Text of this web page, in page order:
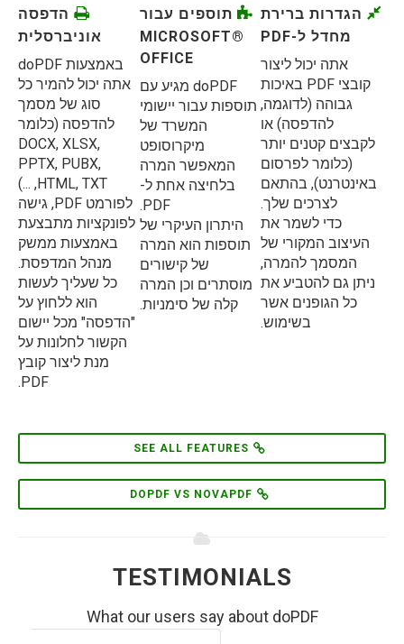
הדפסה
אוניברסלית
באמצעות doPDF
אתה יכול להמיר כל
סוג של מסמך
להדפסה (כלומר
DOCX, XLSX,
PPTX, PUBX,
HTML, TXT, ...)
לפורמט PDF, גישה
לפונקציות מתבצעת
באמצעות ממשק
מנהל המדפסת.
כל שעליך לעשות
הוא ללחוץ על
"הדפסה" מכל יישום
הקשור לחלונות על
מנת ליצור קובץ
PDF.
תוספים עבור
MICROSOFT®
OFFICE
doPDF מגיע עם
תוספות עבור יישומי
המשרד של
מיקרוסופט
המאפשר המרה
בלחיצה אחת ל-
PDF.
היתרון העיקרי של
תוספות הוא המרה
של קישורים
מוסתרים וכן המרה
קלה של סימניות.
הגדרות ברירת
מחדל ל-PDF
אתה יכול ליצור
קובצי PDF באיכות
גבוהה (לדוגמה,
להדפסה) או
לקבצים קטנים יותר
(כלומר לפרסום
באינטרנט), בהתאם
לצרכים שלך.
כדי לשמר את
העיצוב המקורי של
המסמך להמרה,
ניתן גם להטביע את
כל הגופנים אשר
בשימוש.
TESTIMONIALS
What our users say about doPDF